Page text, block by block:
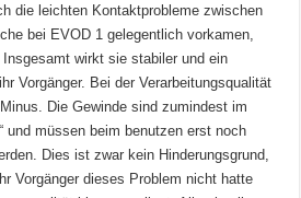
die leichten Kontaktprobleme zwischen
bei EVOD 1 gelegentlich vorkamen,
wirkt sie stabiler und ein
Vorgänger. Bei der Verarbeitungsqualität
Die Gewinde sind zumindest im
und müssen beim benutzen erst noch
Dies ist zwar kein Hinderungsgrund,
Vorgänger dieses Problem nicht hatte